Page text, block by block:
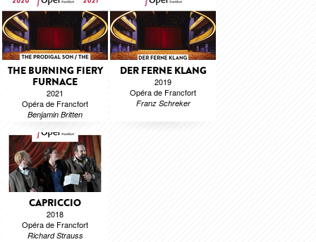
THE BURNING FIERY
FURNACE
2021
Opéra de Francfort
Benjamin Britten
DER FERNE KLANG
2019
Opéra de Francfort
Franz Schreker
CAPRICCIO
2018
Opéra de Francfort
Richard Strauss